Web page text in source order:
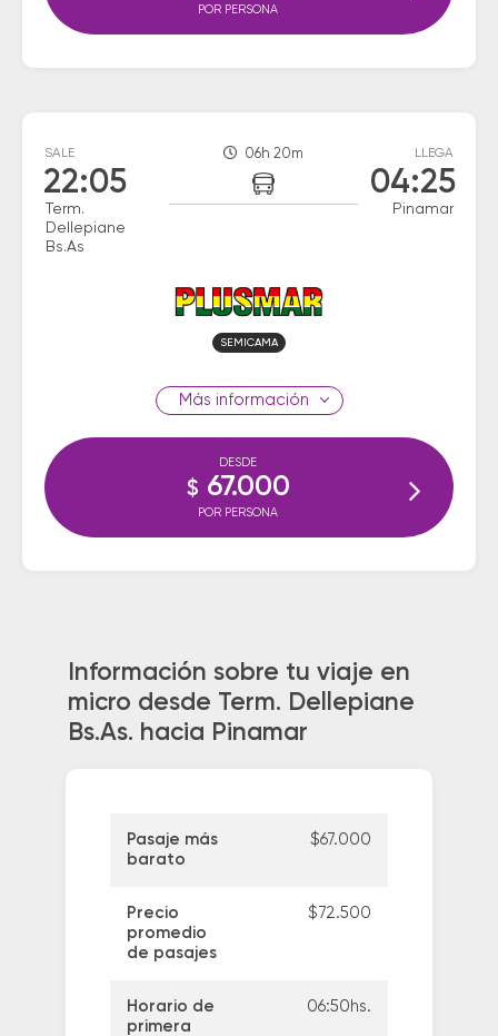
POR PERSONA
SALE
22:05
Term.
Dellepiane
Bs.As
06h 20m LLEGA
04:25
Pinamar
SEMICAMA
información
DESDE
$ 67.000
POR PERSONA
Información sobre tu viaje en
micro desde Term. Dellepiane
Bs.As. hacia Pinamar
Pasaje más
barato
$67.000
Precio
promedio
de pasajes
$72.500
Horario de
primera
06:50hs.